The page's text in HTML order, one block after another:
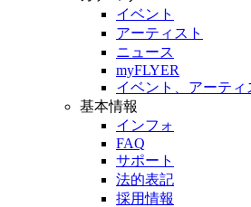
イベント
アーティスト
ニュース
myFLYER
イベント、アーテ
基本情報
インフォ
FAQ
サポート
法的表記
採用情報